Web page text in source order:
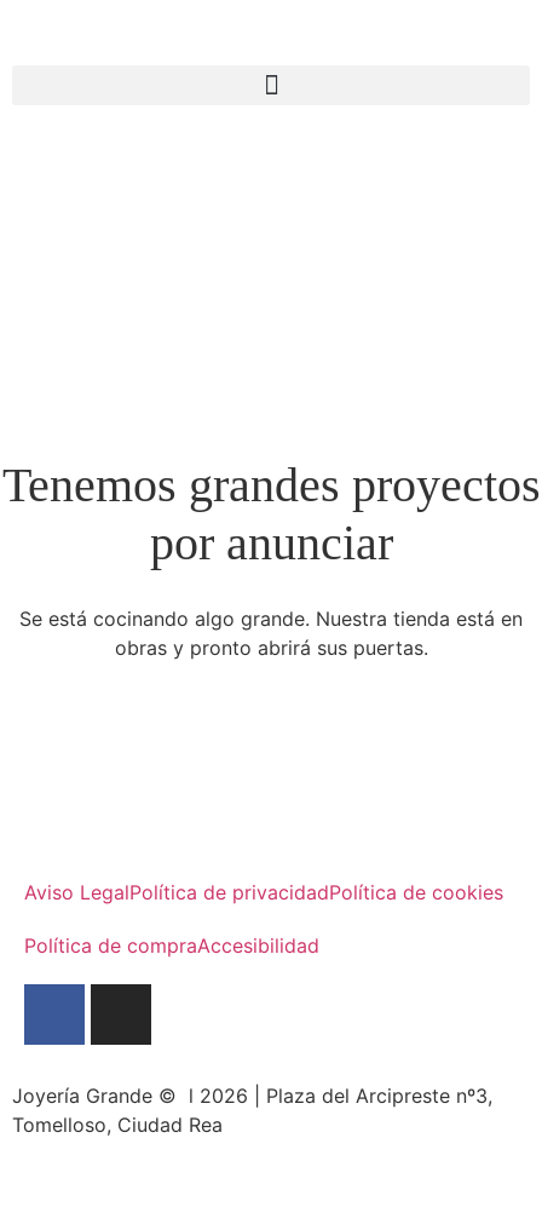
Tenemos grandes proyectos
por anunciar
Se está cocinando algo grande. Nuestra tienda está en
obras y pronto abrirá sus puertas.
Aviso LegalPolítica de privacidadPolítica de cookies
Política de compraAccesibilidad
Joyería Grande © l 2026 | Plaza del Arcipreste nº3,
Tomelloso, Ciudad Rea